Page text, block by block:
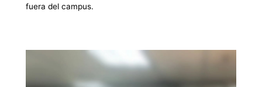
fuera del campus.